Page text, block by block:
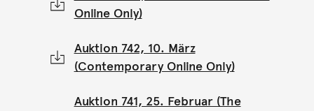
Online Only)
Auktion 742, 10. März
(Contemporary Online Only)
Auktion 741, 25. Februar (The